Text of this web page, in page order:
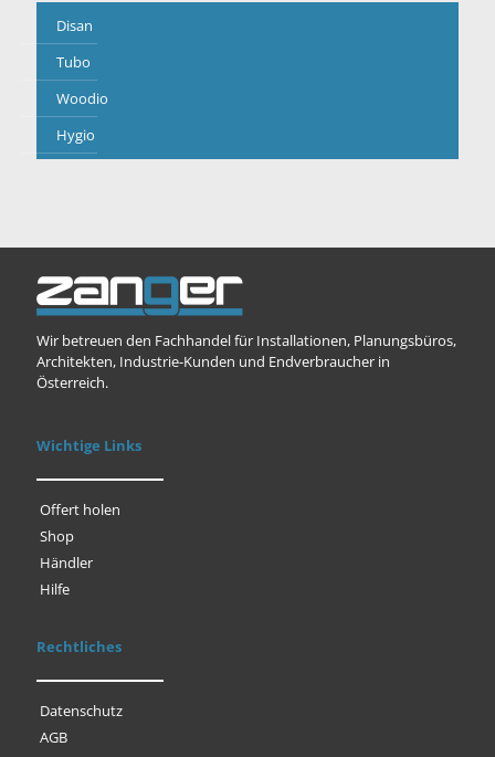
Disan
Tubo
Woodio
Hygio
Wir betreuen den Fachhandel für Installationen, Planungsbüros,
Architekten, Industrie-Kunden und Endverbraucher in
Österreich.
Wichtige Links
Offert holen
Shop
Händler
Hilfe
Rechtliches
Datenschutz
AGB